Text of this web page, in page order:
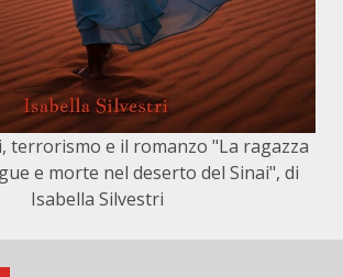
terrorismo e il romanzo "La ragazza
e morte nel deserto del Sinai", di
Isabella Silvestri